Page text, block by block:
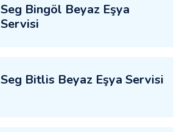
Seg Bingöl Beyaz Eşya
Servisi
Seg Bitlis Beyaz Eşya Servisi